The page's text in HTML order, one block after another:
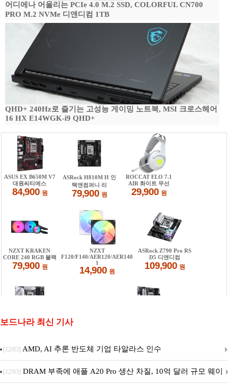
어디에나 어울리는 PCIe 4.0 M.2 SSD, COLORFUL CN700
PRO M.2 NVMe 디앤디컴 1TB
QHD+ 240Hz로 즐기는 고성능 게이밍 노트북, MSI 크로스헤어
16 HX E14WGK-i9 QHD+
보드나라 최신 기사
[12/03] AMD, AI 추론 반도체 기업 타알라스 인수
[12/03] DRAM 부족에 애플 A20 Pro 생산 차질, 10억 달러 규모 웨이